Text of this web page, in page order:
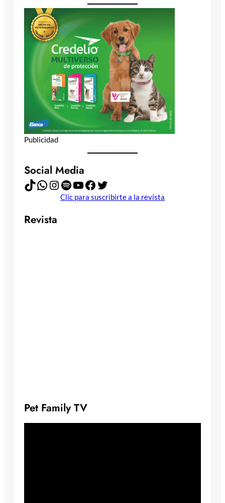
Publicidad
Social Media
TikTok WhatsApp Instagram Spotify YouTube Facebook Twitter
Clic para suscribirte a la revista
Revista
Pet Family TV